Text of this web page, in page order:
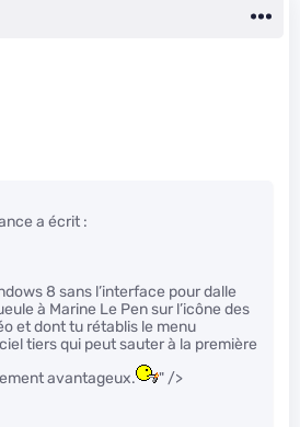
a écrit :
8 sans l’interface pour dalle
à Marine Le Pen sur l’icône des
et dont tu rétablis le menu
tiers qui peut sauter à la première
avantageux.
" />